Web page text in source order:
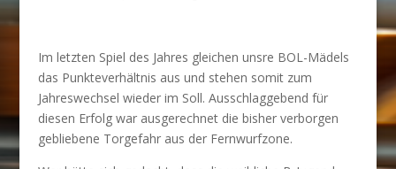
Im letzten Spiel des Jahres gleichen unsre BOL-Mädels
das Punkteverhältnis aus und stehen somit zum
Jahreswechsel wieder im Soll. Ausschlaggebend für
diesen Erfolg war ausgerechnet die bisher verborgen
gebliebene Torgefahr aus der Fernwurfzone.